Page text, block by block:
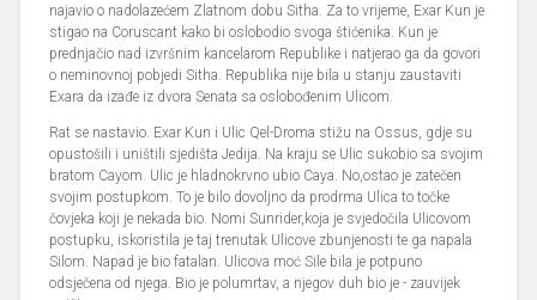
najavio o nadolazećem Zlatnom dobu Sitha. Za to vrijeme, Exar Kun je
stigao na Coruscant kako bi oslobodio svoga štićenika. Kun je
prednjačio nad izvršnim kancelarom Republike i natjerao ga da govori
o neminovnoj pobjedi Sitha. Republika nije bila u stanju zaustaviti
Exara da izađe iz dvora Senata sa oslobođenim Ulicom.
Rat se nastavio. Exar Kun i Ulic Qel-Droma stižu na Ossus, gdje su
opustošili i uništili sjedišta Jedija. Na kraju se Ulic sukobio sa svojim
bratom Cayom. Ulic je hladnokrvno ubio Caya. No,ostao je zatečen
svojim postupkom. To je bilo dovoljno da prodrma Ulica to točke
čovjeka koji je nekada bio. Nomi Sunrider,koja je svjedočila Ulicovom
postupku, iskoristila je taj trenutak Ulicove zbunjenosti te ga napala
Silom. Napad je bio fatalan. Ulicova moć Sile bila je potpuno
odsječena od njega. Bio je polumrtav, a njegov duh bio je - zauvijek